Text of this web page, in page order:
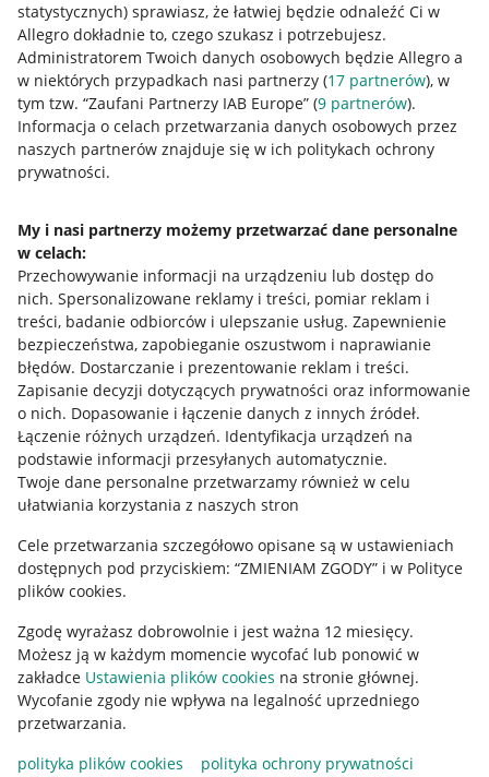
statystycznych) sprawiasz, że łatwiej będzie odnaleźć Ci w
Allegro dokładnie to, czego szukasz i potrzebujesz.
Administratorem Twoich danych osobowych będzie Allegro a
w niektórych przypadkach nasi partnerzy (17 partnerów), w
tym tzw. “Zaufani Partnerzy IAB Europe” (9 partnerów).
Informacja o celach przetwarzania danych osobowych przez
naszych partnerów znajduje się w ich politykach ochrony
prywatności.
My i nasi partnerzy możemy przetwarzać dane personalne
w celach:
Przechowywanie informacji na urządzeniu lub dostęp do
nich. Spersonalizowane reklamy i treści, pomiar reklam i
treści, badanie odbiorców i ulepszanie usług. Zapewnienie
bezpieczeństwa, zapobieganie oszustwom i naprawianie
błędów. Dostarczanie i prezentowanie reklam i treści.
Zapisanie decyzji dotyczących prywatności oraz informowanie
o nich. Dopasowanie i łączenie danych z innych źródeł.
Łączenie różnych urządzeń. Identyfikacja urządzeń na
podstawie informacji przesyłanych automatycznie.
Twoje dane personalne przetwarzamy również w celu
ułatwiania korzystania z naszych stron
Cele przetwarzania szczegółowo opisane są w ustawieniach
dostępnych pod przyciskiem: “ZMIENIAM ZGODY” i w Polityce
plików cookies.
Zgodę wyrażasz dobrowolnie i jest ważna 12 miesięcy.
Możesz ją w każdym momencie wycofać lub ponowić w
zakładce Ustawienia plików cookies na stronie głównej.
Wycofanie zgody nie wpływa na legalność uprzedniego
przetwarzania.
polityka plików cookies
polityka ochrony prywatności
Mapa miejscowości
Informacje prawne
Regulamin
Polityka plików "cookies"
Udostępnianie lokalizacji
Informacje dla Aktu o Usługach Cyfrowych
Pobierz aplikację
Korzystanie z serwisu oznacza akceptację